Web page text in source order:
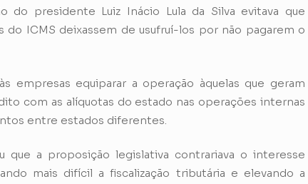
do presidente Luiz Inácio Lula da Silva evitava que
ICMS deixassem de usufruí-los por não pagarem o
empresas equiparar a operação àquelas que geram
com as alíquotas do estado nas operações internas
entre estados diferentes.
que a proposição legislativa contrariava o interesse
mais difícil a fiscalização tributária e elevando a